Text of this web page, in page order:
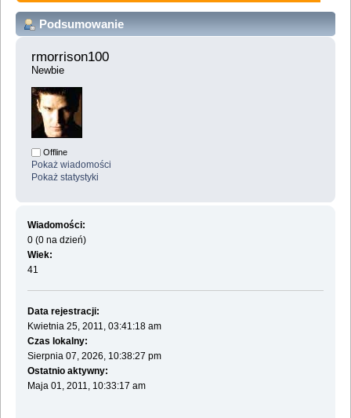
Podsumowanie
rmorrison100
Newbie
Offline
Pokaż wiadomości
Pokaż statystyki
Wiadomości:
0 (0 na dzień)
Wiek:
41
Data rejestracji:
Kwietnia 25, 2011, 03:41:18 am
Czas lokalny:
Sierpnia 07, 2026, 10:38:27 pm
Ostatnio aktywny:
Maja 01, 2011, 10:33:17 am